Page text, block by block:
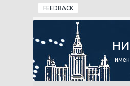
Skip to main content
FEEDBACK